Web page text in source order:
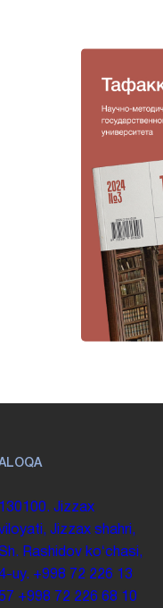
130100. Jizzax
Jizzax shahri,
Rashidov koʻchasi,
uy. +998 72 226 13
57 +998 72 226 68 10